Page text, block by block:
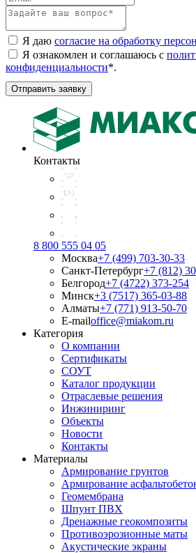
Я даю согласие на обработку
Я ознакомлен и соглашаюсь с
конфиденциальности*.
Отправить заявку
Контакты
8 800 555 04 05
Москва+7 (499) 703-30-33
Санкт-Петербург+7 (812)
Белгород+7 (4722) 373-254
Минск+3 (7517) 365-03-88
Алматы+7 (771) 913-50-70
E-mailoffice@miakom.ru
Категория
О компании
Сертификаты
СОУТ
Каталог продукции
Отраслевые решения
Инжиниринг
Объекты
Новости
Контакты
Материалы
Армирование грунтов
Армирование
Геомембрана
Шпунт ПВХ
Дренажные геокомпозиты
Противоэрозионные маты
Акустические экраны